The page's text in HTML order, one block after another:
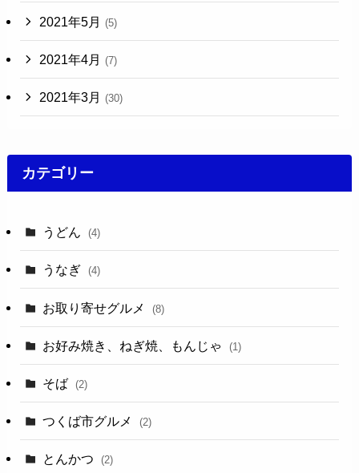
2021年5月 (5)
2021年4月 (7)
2021年3月 (30)
カテゴリー
うどん (4)
うなぎ (4)
お取り寄せグルメ (8)
お好み焼き、ねぎ焼、もんじゃ (1)
そば (2)
つくば市グルメ (2)
とんかつ (2)